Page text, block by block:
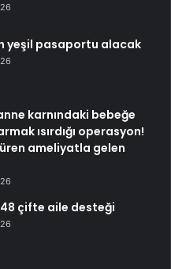
yeşil pasaportu alacak
karnındaki bebeğe
ısırdığı operasyon!
ameliyatla gelen
çifte aile desteği